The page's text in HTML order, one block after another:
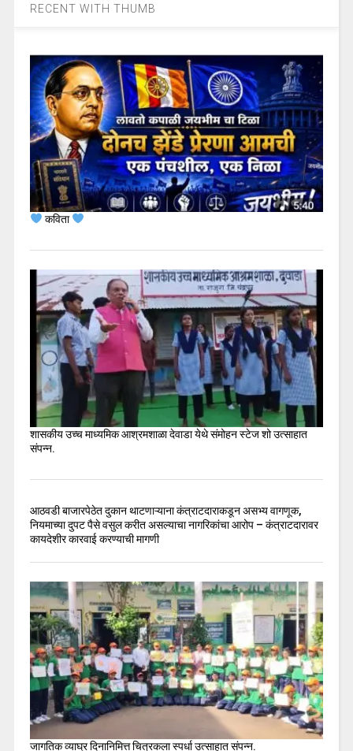
RECENT WITH THUMB
कविता
शासकीय उच्च माध्यमिक आश्रमशाळा देवाडा येथे संमोहन स्टेज शो उत्साहात
संपन्न.
आठवडी बाजारपेठेत दुकान थाटणाऱ्याना कंत्राटदाराकडून असभ्य वागणूक,
नियमाच्या दुपट पैसे वसुल करीत असल्याचा नागरिकांचा आरोप – कंत्राटदारावर
कायदेशीर कारवाई करण्याची मागणी
जागतिक व्याघ्र दिनानिमित्त चित्रकला स्पर्धा उत्साहात संपन्न.